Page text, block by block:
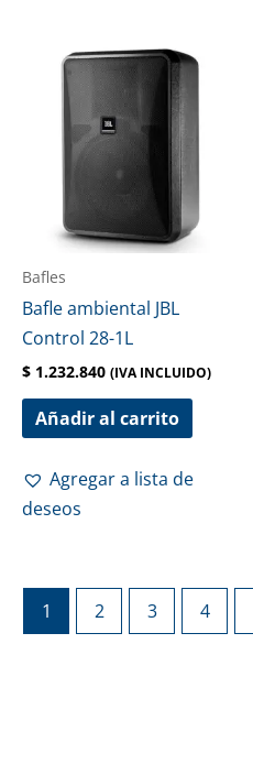
Bafles
Bafle ambiental JBL
Control 28-1L
$ 1.232.840 (IVA INCLUIDO)
Añadir al carrito
Agregar a lista de
deseos
1 2 3 4